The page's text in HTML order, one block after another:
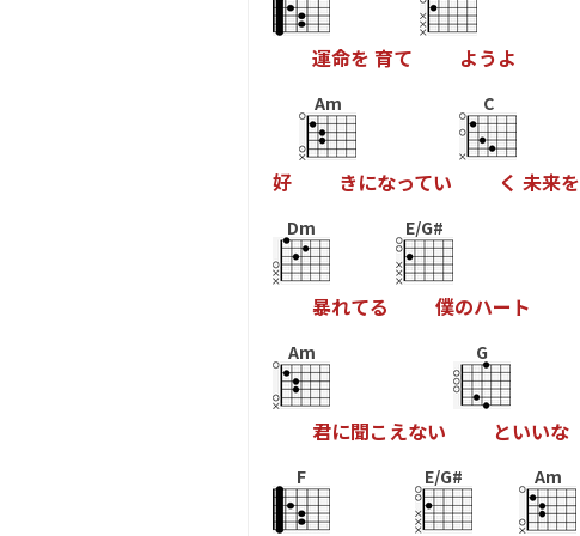
運命を 育て よう よ
好
Am
きになってい
C
く 未来を
Dm
暴れてる
E/G#
僕のハー ト
Am
君に聞こえない
G
といいな
F E/G# Am